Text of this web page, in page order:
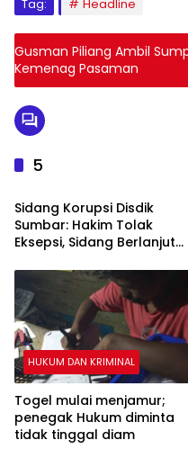
Tag: Headline
Gusman Piliang Ambil
Kemenag Pasaman
5
HUKUM DAN KRIMINAL
Sidang Korupsi Disdik
Sumbar: Hakim Tolak
Eksepsi, Sidang Berlanjut
HUKUM DAN KRIMINAL
Togel mulai menjamur;
penegak Hukum diminta
tidak tinggal diam